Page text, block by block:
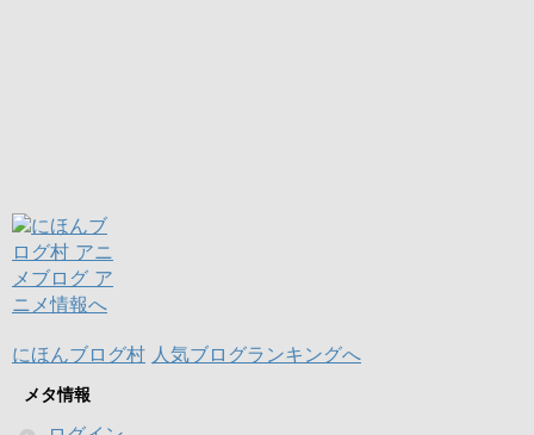
にほんブログ村 人気ブログランキングへ
メタ情報